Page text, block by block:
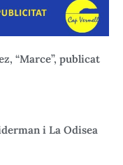
“Marce”, publicat
i La Odisea